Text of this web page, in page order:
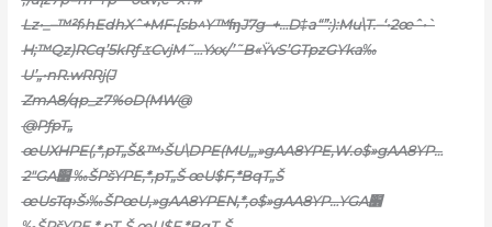
Lz•_–™²f›hEdhXˆ+MF•[sb^Y™ʩJ7g–+…D‡a“”:):Mu\T.–‘•2œˆ•`
H;™Qz)RCq’5kRƒ ػCvjM˜…Yxx/’˜B«ŸvS’GTpzGYka‰
U’„•nR.wRRj(J
ZmA8/qp_z7%oD(MW@
@PƒpT„
œUXHPE(‚*‚pT„Š&™›ŠU\DPE(MU„,»gAA8YPE‚W.o$»gAA8YP…
2″GA׻ ‰ŠPšYPE‚*‚pT„Š œU$F‚*BqT„Š
œUsTq›Š›‰ŠPœU,»gAA8YPEN‚*,o$»gAA8YP…YGA׻